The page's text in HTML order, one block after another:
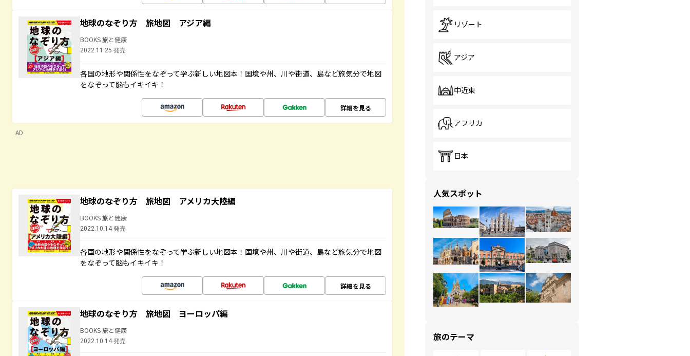
地球のなぞり方 旅地図 アジア編
BOOKS 旅と健康
2022.11.25 発売
各国の地形や関係性をなぞって学ぶ新しい地図本！国境や州、川や街道、島など旅気分で地図
をなぞって脳もイキイキ！
詳細を見る
AD
地球のなぞり方 旅地図 アメリカ大陸編
BOOKS 旅と健康
2022.10.14 発売
各国の地形や関係性をなぞって学ぶ新しい地図本！国境や州、川や街道、島など旅気分で地図
をなぞって脳もイキイキ！
詳細を見る
地球のなぞり方 旅地図 ヨーロッパ編
BOOKS 旅と健康
2022.10.14 発売
リゾート
アジア
中近東
アフリカ
日本
人気スポット
旅のテーマ